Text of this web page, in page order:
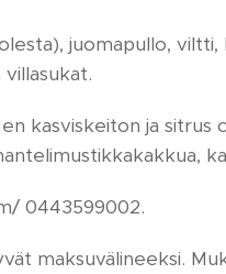
juomapullo,
kasviskeiton ja sitrus
0443599002.
maksuvälineeksi.